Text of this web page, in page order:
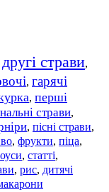
другі страви,
, гарячі
, перші
страви,
, пісні страви,
, фрукти, піца,
, статті,
, рис, дитячі